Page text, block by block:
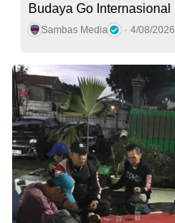
Budaya Go Internasional
Sambas Media 4/08/2026